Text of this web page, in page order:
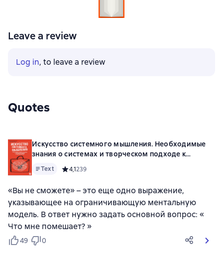
Leave a review
Log in, to leave a review
Quotes
Искусство системного мышления. Необходимые
знания о системах и творческом подходе к
Text Средний рейтинг 4,1 на основе 239 оценок
4,1239
«Вы не сможете» – это еще одно выражение,
указывающее на ограничивающую ментальную
модель. В ответ нужно задать основной вопрос: «
Что мне помешает? »
49 0